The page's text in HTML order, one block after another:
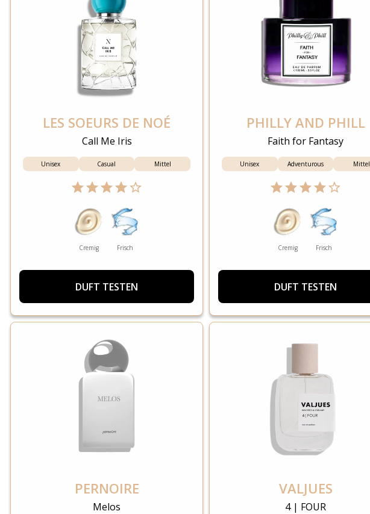
LES SOEURS DE NOÉ
Call Me Iris
Unisex Casual Mittel
Cremig Frisch
DUFT TESTEN
PHILLY AND PHILL
Faith for Fantasy
Unisex Adventurous Mittel
Cremig Frisch
DUFT TESTEN
PERNOIRE
Melos
VALJUES
4 | FOUR